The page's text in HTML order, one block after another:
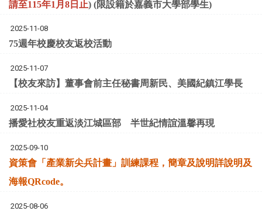
請⾄115年1⽉8⽇⽌) (限設籍於嘉義市大學部學生)
2025-11-08
75週年校慶校友返校活動
2025-11-07
【校友來訪】董事會前主任秘書周新民、美國紀鎮江學長
2025-11-04
播愛社校友重返淡江城區部 半世紀情誼溫馨再現
2025-09-10
資策會「產業新尖兵計畫」訓練課程，簡章及說明詳說明及
海報QRcode。
2025-08-06